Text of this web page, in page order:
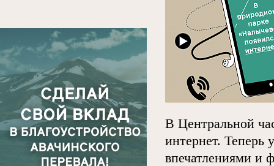
В Центральной
интернет. Теперь
впечатлениями и